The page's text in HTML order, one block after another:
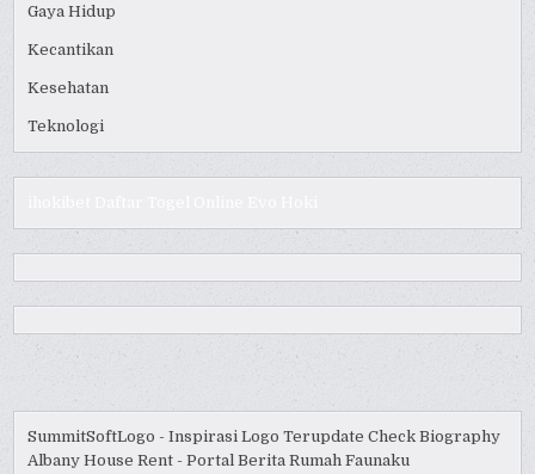
Gaya Hidup
Kecantikan
Kesehatan
Teknologi
SummitSoftLogo - Inspirasi Logo Terupdate Check Biography
Albany House Rent - Portal Berita Rumah Faunaku